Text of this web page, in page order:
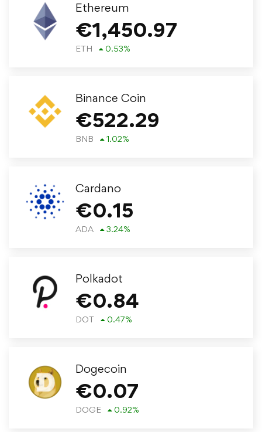
Ethereum
€1,450.97
ETH 0.53%
Binance Coin
€522.29
BNB 1.02%
Cardano
€0.15
ADA 3.24%
Polkadot
€0.84
DOT 0.47%
Dogecoin
€0.07
DOGE 0.92%